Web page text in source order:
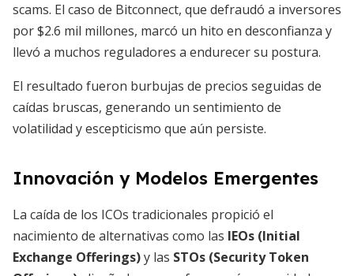
scams. El caso de Bitconnect, que defraudó a inversores
por $2.6 mil millones, marcó un hito en desconfianza y
llevó a muchos reguladores a endurecer su postura.
El resultado fueron burbujas de precios seguidas de
caídas bruscas, generando un sentimiento de
volatilidad y escepticismo que aún persiste.
Innovación y Modelos Emergentes
La caída de los ICOs tradicionales propició el
nacimiento de alternativas como las IEOs (Initial
Exchange Offerings)y las STOs (Security Token